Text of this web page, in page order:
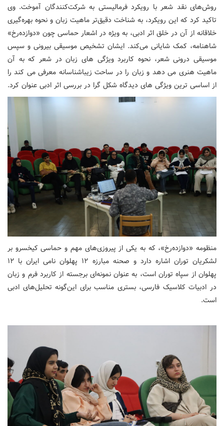
روش‌های نقد شعر با رویکرد فرمالیستی به شرکت‌کنندگان آموخت. وی
تاکید کرد که این رویکرد، به شناخت دقیق‌تر ماهیت زبان و نحوه بهره‌گیری
خلاقانه از آن در خلق اثر ادبی، به ویژه در اشعار حماسی چون «دوازده‌رخ»
شاهنامه، کمک شایانی می‌کند. ایشان تشخیص موسیقی بیرونی و سپس
موسیقی درونی شعر، نحوه کاربرد ویژگی های زبان در شعر که به آن
ماهیت هنری می دهد و زبان را در ساحت زیباشناسانه معرفی می کند را
از اساسی ترین ویژگی های دیدگاه شکل گرا در بررسی اثر ادبی عنوان کرد.
منظومه «دوازده‌رخ»، که به یکی از پیروزی‌های مهم و حماسی کیخسرو بر
لشکریان توران اشاره دارد و صحنه مبارزه ۱۲ پهلوان نامی ایران با ۱۲
پهلوان از سپاه توران است، به عنوان نمونه‌ای برجسته از کاربرد فرم و زبان
در ادبیات کلاسیک فارسی، بستری مناسب برای این‌گونه تحلیل‌های ادبی
است.